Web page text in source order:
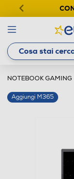
NOTEBOOK GAMING
Aggiungi M365